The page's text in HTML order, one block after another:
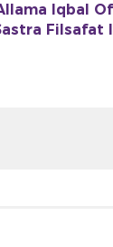
Iqbal
Filsafat